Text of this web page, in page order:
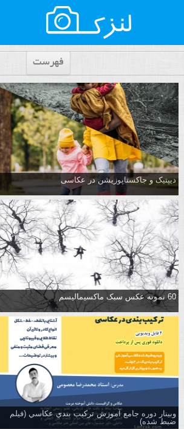
فهرست
دیپتیک و جاکستا‌پوزیشن در عکاسی
60 نمونه عکس سبک ماکسیمالیسم
وبینار دوره جامع آموزش تركيب بندي عكاسي (فیلم
ضبط شده)